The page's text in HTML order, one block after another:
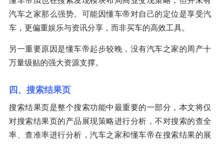
汽车之家那么强势。可能因懂车帝对自己的定位是享受汽
车，更偏重娱乐与资讯分享，而非买车的高效工具。
另一重要原因是懂车帝起步较晚，没有汽车之家的周产十
万量级贴的强大资源支撑。
四、搜索结果页
搜索结果页是整个搜索功能中最重要的一部分，本文将仅
对搜索结果页的产品展现策略进行分析，不对搜索的查全
率、查准率进行分析，汽车之家和懂车帝在搜索结果的展